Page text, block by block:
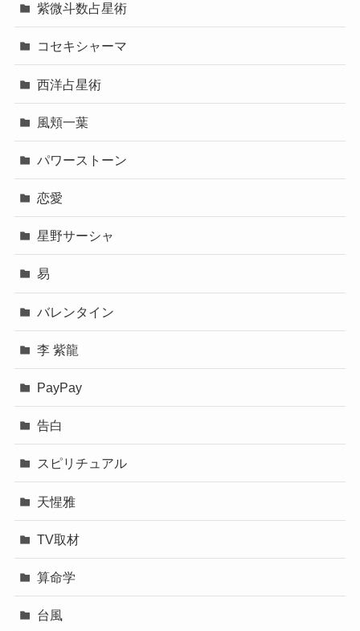
紫微斗数占星術
コセキシャーマ
西洋占星術
風頬一葉
パワーストーン
恋愛
星野サーシャ
易
バレンタイン
李 紫龍
PayPay
告白
スピリチュアル
天惺雅
TV取材
算命学
台風